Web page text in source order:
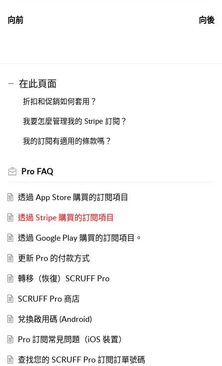
向前 向後
在此頁面
折扣和促銷如何套用？
我要怎麼管理我的 Stripe 訂閱？
我的訂閱有適用的條款嗎？
Pro FAQ
透過 App Store 購買的訂閱項目
透過 Stripe 購買的訂閱項目
透過 Google Play 購買的訂閱項目。
更新 Pro 的付款方式
轉移（恢復）SCRUFF Pro
SCRUFF Pro 商店
兌換啟用碼 (Android)
Pro 訂閱常見問題（iOS 裝置）
查找您的 SCRUFF Pro 訂閱訂單號碼